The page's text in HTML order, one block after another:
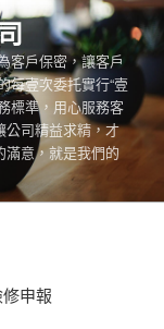
客戶保密，讓客戶
每壹次委托實行“壹
標準，用心服務客
公司精益求精，才
意，就是我們的
申報